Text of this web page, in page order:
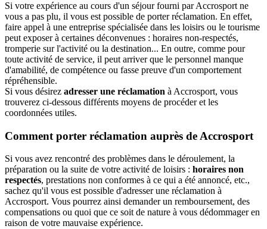
Si votre expérience au cours d'un séjour fourni par Accrosport ne
vous a pas plu, il vous est possible de porter réclamation. En effet,
faire appel à une entreprise spécialisée dans les loisirs ou le tourisme
peut exposer à certaines déconvenues : horaires non-respectés,
tromperie sur l'activité ou la destination... En outre, comme pour
toute activité de service, il peut arriver que le personnel manque
d'amabilité, de compétence ou fasse preuve d'un comportement
répréhensible.
Si vous désirez adresser une réclamation à Accrosport, vous
trouverez ci-dessous différents moyens de procéder et les
coordonnées utiles.
Comment porter réclamation auprès de Accrosport
Si vous avez rencontré des problèmes dans le déroulement, la
préparation ou la suite de votre activité de loisirs : horaires non
respectés, prestations non conformes à ce qui a été annoncé, etc.,
sachez qu'il vous est possible d'adresser une réclamation à
Accrosport. Vous pourrez ainsi demander un remboursement, des
compensations ou quoi que ce soit de nature à vous dédommager en
raison de votre mauvaise expérience.